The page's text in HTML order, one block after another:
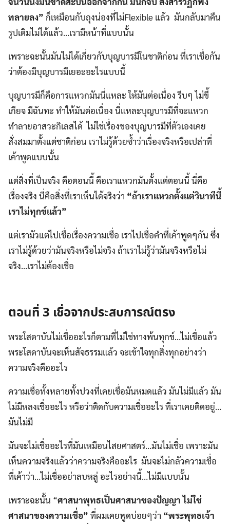
ทลายลง” ก็เหมือนกับถุงน่องที่ไม่Flexible แล้ว มันกลับมาคืน
รูปเดิมไม่ได้แล้ว…เรามีหน้าที่แบบนั้น
เพราะฉะนั้นมันไม่ได้เกี่ยวกับบุญบารมีในชาติก่อน ที่เราเชื่อกัน
ว่าต้องมีบุญบารมีเยอะอะไรแบบนี้
บุญบารมีก็คือการแหวกมันนี่แหละ ให้มันต่อเนื่อง รีบๆ ไม่ขี้
เกียจ มีฉันทะ ทำให้มันต่อเนื่อง นี่แหละบุญบารมีที่จะแหวก
ทำลายอาสวะกิเลสได้ ไม่ใช่เรื่องของบุญบารมีที่ตัวเองเคย
สั่งสมมาตั้งแต่ชาติก่อน เราไม่รู้ด้วยซ้ำว่าเรื่องจริงหรือเปล่าที่
เค้าพูดแบบนั้น
แต่สิ่งที่เป็นจริง คือตอนนี้ คือเราแหวกมันตั้งแต่ตอนนี้ นี่คือ
เรื่องจริง นี่คือสิ่งที่เราเห็นได้จริงว่า “ถ้าเราแหวกตั้งแต่วินาทีนี้
เราไม่ทุกข์แล้ว”
แต่เรามัวแต่ไปเชื่อเรื่องความเชื่อ เราไปเชื่อคำที่เค้าพูดๆกัน ซึ่ง
เราไม่รู้ด้วยว่ามันจริงหรือไม่จริง ถ้าเราไม่รู้ว่ามันจริงหรือไม่
จริง…เราไม่ต้องเชื่อ
ตอนที่ 3 เชื่อจากประสบการณ์ตรง
พระโสดาบันไม่เชื่ออะไรก็ตามที่ไม่ใช่ทางพ้นทุกข์…ไม่เชื่อแล้ว
พระโสดาบันจะเห็นสัจธรรมแล้ว จะเข้าใจทุกสิ่งทุกอย่างว่า
ความจริงคืออะไร
ความเชื่อทั้งหลายทั้งปวงที่เคยเชื่อมันหมดแล้ว มันไม่มีแล้ว มัน
ไม่มีหลงเชื่ออะไร หรือว่าติดกับความเชื่ออะไร ที่เราเคยติดอยู่…
มันไม่มี
มันจะไม่เชื่ออะไรที่มันเหมือนไสยศาสตร์…มันไม่เชื่อ เพราะมัน
เห็นความจริงแล้วว่าความจริงคืออะไร มันจะไม่กลัวความเชื่อ
ที่เค้าว่า…ไม่เชื่ออย่าลบหลู่ อะไรอย่างนี้…ไม่มีแบบนั้น
เพราะฉะนั้น “ศาสนาพุทธเป็นศาสนาของปัญญา ไม่ใช่
ศาสนาของความเชื่อ” ที่ผมเคยพูดบ่อยๆว่า “พระพุทธเจ้า